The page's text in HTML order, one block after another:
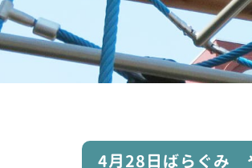
4月28日ばらぐみ